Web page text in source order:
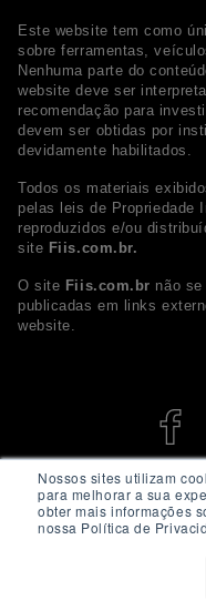
Nossos sites utilizam
para melhorar a sua
obter mais informações
nossa Política de
Este website tem como
sobre ferramentas,
Nenhuma parte do
website deve ser
recomendação para
devem ser obtidas por
devidamente habilitados.
Todos os materiais
pelas leis de Propriedade
reproduzidos e/ou
site Fiis.com.br.
O site Fiis.com.br não
publicadas em links
website.
© 2026 -